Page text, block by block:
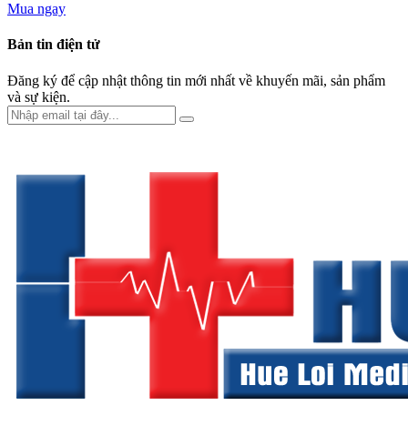
Mua ngay
Bản tin điện tử
Đăng ký để cập nhật thông tin mới nhất về khuyến mãi, sản phẩm
và sự kiện.